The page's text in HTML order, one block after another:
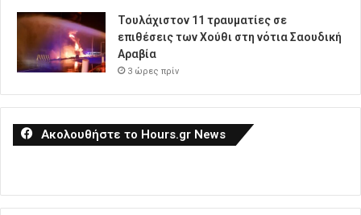
Τουλάχιστον 11 τραυματίες σε
επιθέσεις των Χούθι στη νότια Σαουδική
Αραβία
3 ώρες πρίν
Ακολουθήστε το Hours.gr News